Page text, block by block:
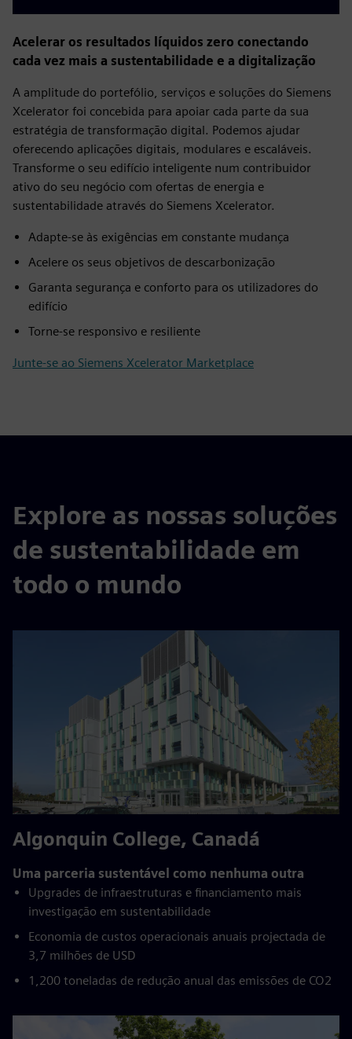
Acelerar os resultados líquidos zero conectando
cada vez mais a sustentabilidade e a digitalização
A amplitude do portefólio, serviços e soluções do Siemens
Xcelerator foi concebida para apoiar cada parte da sua
estratégia de transformação digital. Podemos ajudar
oferecendo aplicações digitais, modulares e escaláveis.
Transforme o seu edifício inteligente num contribuidor
ativo do seu negócio com ofertas de energia e
sustentabilidade através do Siemens Xcelerator.
Adapte-se às exigências em constante mudança
Acelere os seus objetivos de descarbonização
Garanta segurança e conforto para os utilizadores do
edifício
Torne-se responsivo e resiliente
Junte-se ao Siemens Xcelerator Marketplace
Explore as nossas soluções
de sustentabilidade em
todo o mundo
Algonquin College, Canadá
Uma parceria sustentável como nenhuma outra
Upgrades de infraestruturas e financiamento mais
investigação em sustentabilidade
Economia de custos operacionais anuais projectada de
3,7 milhões de USD
1,200 toneladas de redução anual das emissões de CO2